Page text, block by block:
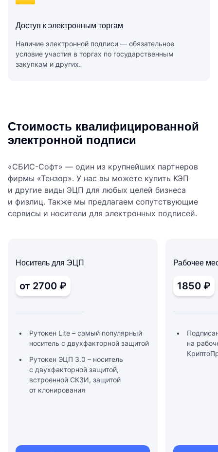
Доступ к электронным торгам
Наличие электронной подписи — обязательное
условие участия в торгах по государственным
закупкам и других.
Стоимость квалифици­рованной
электронной подписи
«СБИС-Софт» — один из крупнейших партнеров
фирмы «Тензор». У нас вы можете купить КЭП
и другие виды ЭЦП для любых целей бизнеса
и физлиц. Также мы предлагаем сопутствующие
сервисы и носители для электронных подписей.
Носитель для ЭЦП
от 2700 ₽
Рутокен Lite – самый популярный
носитель с двухфакторной защитой
Рутокен ЭЦП 3.0 – носитель
с двухфакторной защитой,
встроенной СКЗИ, защитой
от клонирования
Рабочее
1850 ₽
на